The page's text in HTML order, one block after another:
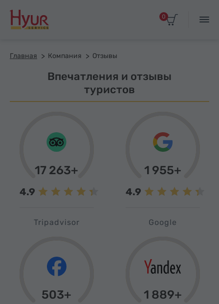
0
Главная Компания Отзывы
Впечатления и отзывы
туристов
17 263+
4.9
Tripadvisor
1 955+
4.9
Google
503+ 1 889+